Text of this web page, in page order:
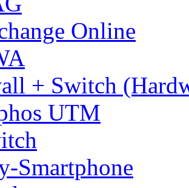
Online
+ Switch
UTM
Smartphone